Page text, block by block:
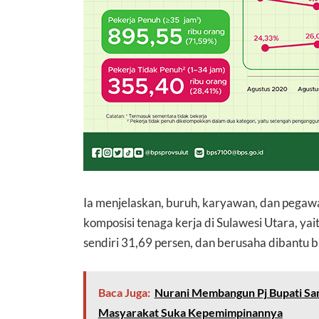
Ia menjelaskan, buruh, karyawan, dan
komposisi tenaga kerja di Sulawesi Utara,
sendiri 31,69 persen, dan berusaha dibantu
Baca Juga: Nurani Membangun Pj Bupati
Masyarakat Suka Kepemimpinannya